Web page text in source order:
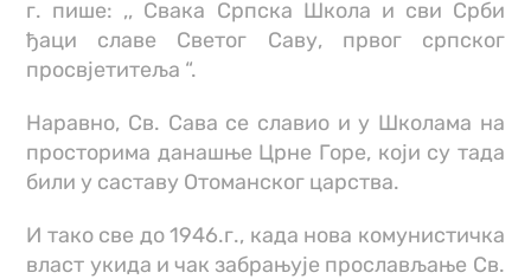
г. пише: ,, Свака Српска Школа и сви Срби
ђаци славе Светог Саву, првог српског
просвјетитеља “.
Наравно, Св. Сава се славио и у Школама на
просторима данашње Црне Горе, који су тада
били у саставу Отоманског царства.
И тако све до 1946.г., када нова комунистичка
власт укида и чак забрањује прослављање Св.